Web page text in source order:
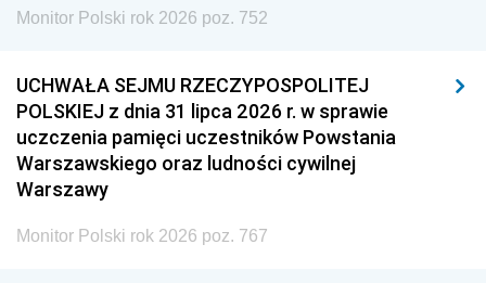
Monitor Polski rok 2026 poz. 752
UCHWAŁA SEJMU RZECZYPOSPOLITEJ
POLSKIEJ z dnia 31 lipca 2026 r. w sprawie
uczczenia pamięci uczestników Powstania
Warszawskiego oraz ludności cywilnej
Warszawy
Monitor Polski rok 2026 poz. 767